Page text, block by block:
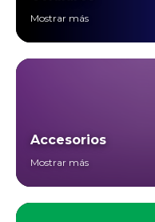
Mostrar más
Accesorios
Mostrar más